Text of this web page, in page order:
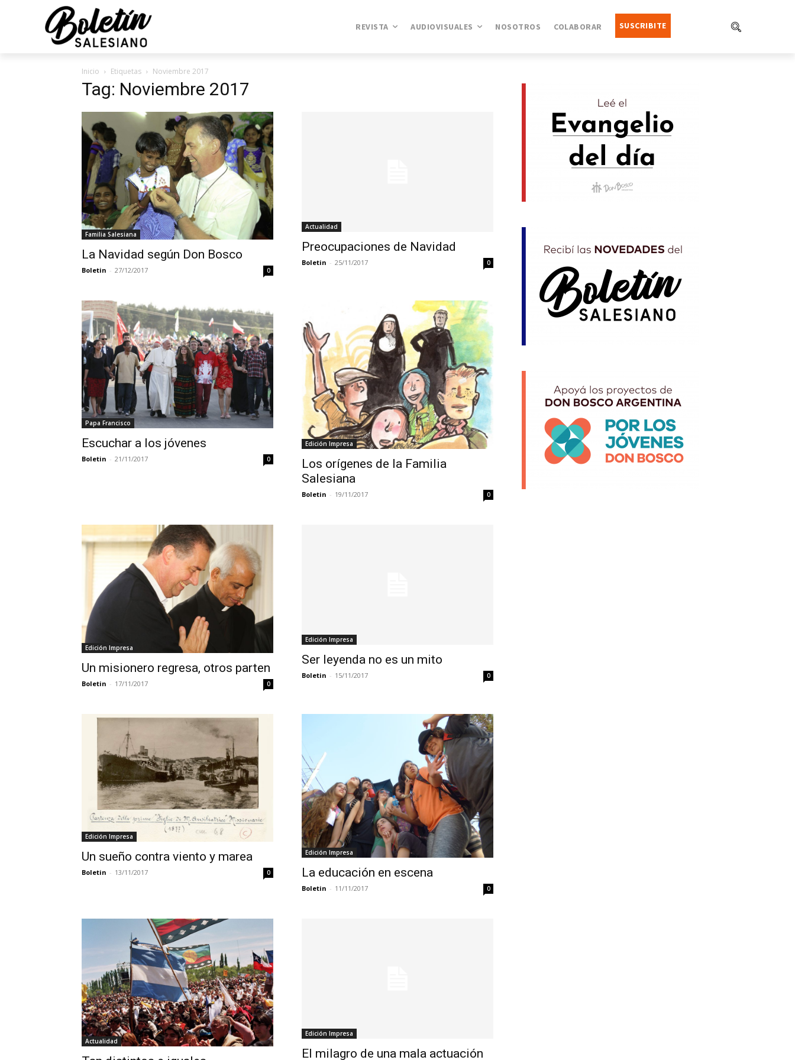
REVISTA AUDIOVISUALES NOSOTROS COLABORAR SUSCRIBITE
Inicio Etiquetas Noviembre 2017
Tag: Noviembre 2017
Familia Salesiana
La Navidad según Don Bosco
Boletin - 27/12/2017 0
Actualidad
Preocupaciones de Navidad
Boletin - 25/11/2017 0
Papa Francisco
Escuchar a los jóvenes
Boletin - 21/11/2017 0
Edición Impresa
Los orígenes de la Familia
Salesiana
Boletin - 19/11/2017 0
Edición Impresa
Un misionero regresa, otros parten
Boletin - 17/11/2017 0
Edición Impresa
Ser leyenda no es un mito
Boletin - 15/11/2017 0
Edición Impresa
Un sueño contra viento y marea
Boletin - 13/11/2017 0
Edición Impresa
La educación en escena
Boletin - 11/11/2017 0
Actualidad
Edición Impresa
El milagro de una mala actuación